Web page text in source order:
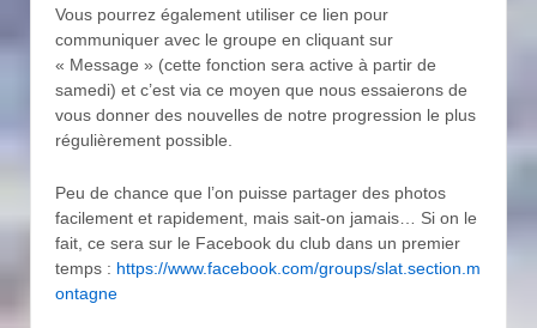
Vous pourrez également utiliser ce lien pour
communiquer avec le groupe en cliquant sur
« Message » (cette fonction sera active à partir de
samedi) et c’est via ce moyen que nous essaierons de
vous donner des nouvelles de notre progression le plus
régulièrement possible.
Peu de chance que l’on puisse partager des photos
facilement et rapidement, mais sait-on jamais… Si on le
fait, ce sera sur le Facebook du club dans un premier
temps : https://www.facebook .com/groups/slat.section.m
ontagne